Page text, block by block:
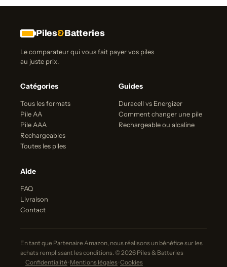
Piles&Batteries
Le comparateur qui vous fait payer vos piles
au juste prix.
Catégories
Tous les formats
Pile AA
Pile AAA
Rechargeables
Toutes les piles
Guides
Duracell vs Energizer
Comment changer une pile
Rechargeable ou alcaline
Aide
FAQ
Livraison
Contact
En tant que Partenaire Amazon, nous réalisons un bénéfice sur les
achats remplissant les conditions. © 2026 Piles & Batteries
Confidentialité·Mentions légales·Cookies